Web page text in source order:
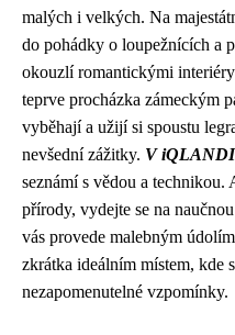
malých i velkých. Na
do pohádky o loupežnících a
okouzlí romantickými
teprve procházka zámeckým
vyběhají a užijí si spoustu
nevšední zážitky. V
seznámí s vědou a
přírody, vydejte se na
vás provede malebným
zkrátka ideálním místem, kde
nezapomenutelné vzpomínky.